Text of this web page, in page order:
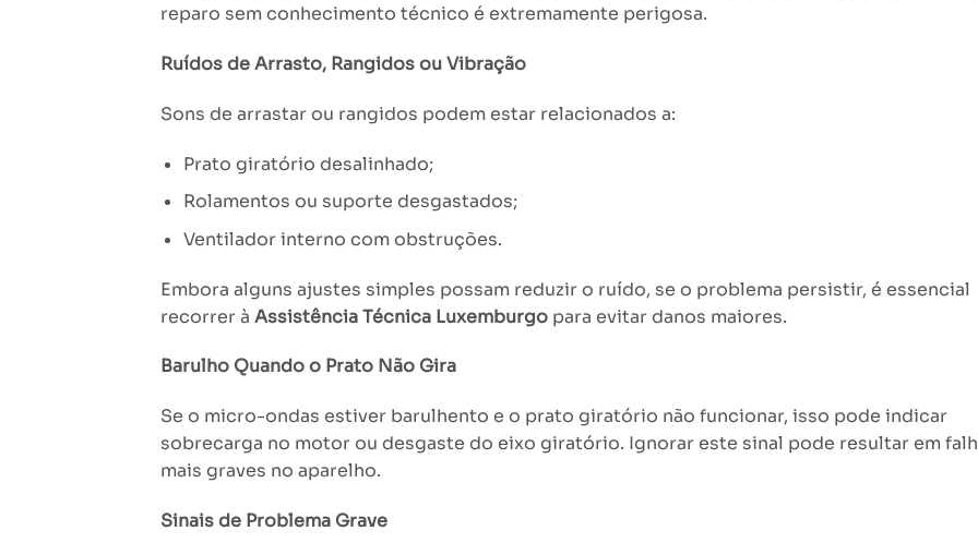
reparo sem conhecimento técnico é extremamente perigosa.
Ruídos de Arrasto, Rangidos ou Vibração
Sons de arrastar ou rangidos podem estar relacionados a:
Prato giratório desalinhado;
Rolamentos ou suporte desgastados;
Ventilador interno com obstruções.
Embora alguns ajustes simples possam reduzir o ruído, se o problema persistir, é essencial
recorrer à Assistência Técnica Luxemburgo para evitar danos maiores.
Barulho Quando o Prato Não Gira
Se o micro-ondas estiver barulhento e o prato giratório não funcionar, isso pode indicar
sobrecarga no motor ou desgaste do eixo giratório. Ignorar este sinal pode resultar em
mais graves no aparelho.
Sinais de Problema Grave